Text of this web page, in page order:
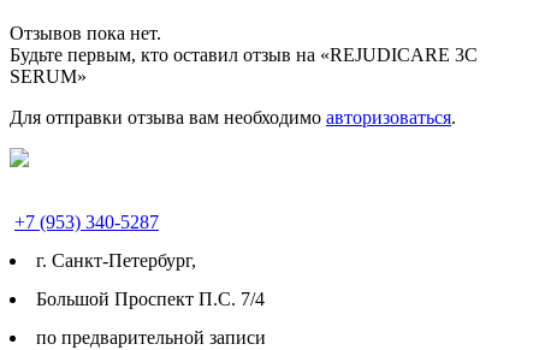
Отзывов пока нет.
Будьте первым, кто оставил отзыв на «REJUDICARE 3C
SERUM»
Для отправки отзыва вам необходимо авторизоваться.
+7 (953) 340-5287
г. Cанкт-Петербург,
Большой Проспект П.С. 7/4
по предварительной записи